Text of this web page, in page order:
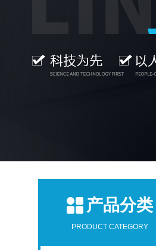
产品分类
PRODUCT CATEGORY